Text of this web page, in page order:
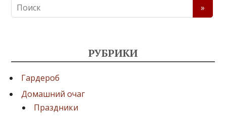
РУБРИКИ
Гардероб
Домашний очаг
Праздники